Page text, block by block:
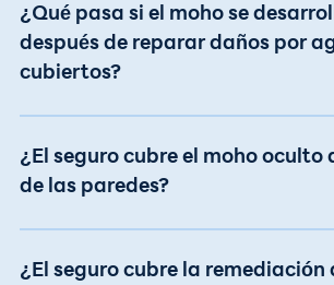
¿Qué pasa si el moho se
después de reparar daños por
cubiertos?
¿El seguro cubre el moho oculto
de las paredes?
¿El seguro cubre la remediación